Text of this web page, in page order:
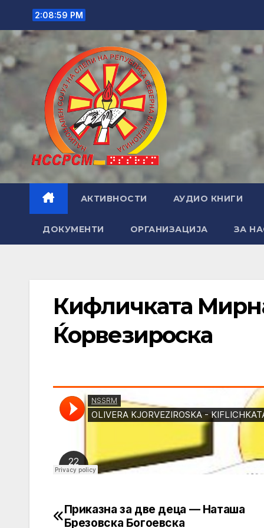
content
2:09:00 PM
АКТИВНОСТИ АУДИО КНИГИ
ДОКУМЕНТИ ОРГАНИЗАЦИЈА ЗА
Кифличката
Ќорвезироска
Post
Приказна за две деца — Наташа
Брезовска Богоевска